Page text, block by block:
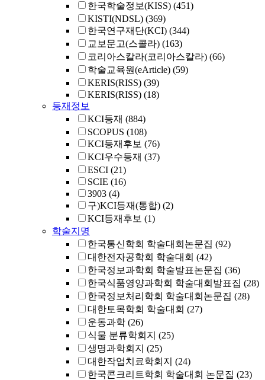
한국학술정보(KISS) (451)
KISTI(NDSL) (369)
한국연구재단(KCI) (344)
교보문고(스콜라) (163)
코리아스칼라(코리아스칼라) (66)
학술교육원(eArticle) (59)
KERIS(RISS) (39)
KERIS(RISS) (18)
등재정보
KCI등재 (884)
SCOPUS (108)
KCI등재후보 (76)
KCI우수등재 (37)
ESCI (21)
SCIE (16)
3903 (4)
구)KCI등재(통합) (2)
KCI등재후보 (1)
학술지명
한국통신학회 학술대회논문집 (92)
대한전자공학회 학술대회 (42)
한국정보과학회 학술발표논문집 (36)
한국식품영양과학회 학술대회발표집 (28)
한국정보처리학회 학술대회논문집 (28)
대한토목학회 학술대회 (27)
운동과학 (26)
식물 분류학회지 (25)
생명과학회지 (25)
대한작업치료학회지 (24)
한국콘크리트학회 학술대회 논문집 (23)